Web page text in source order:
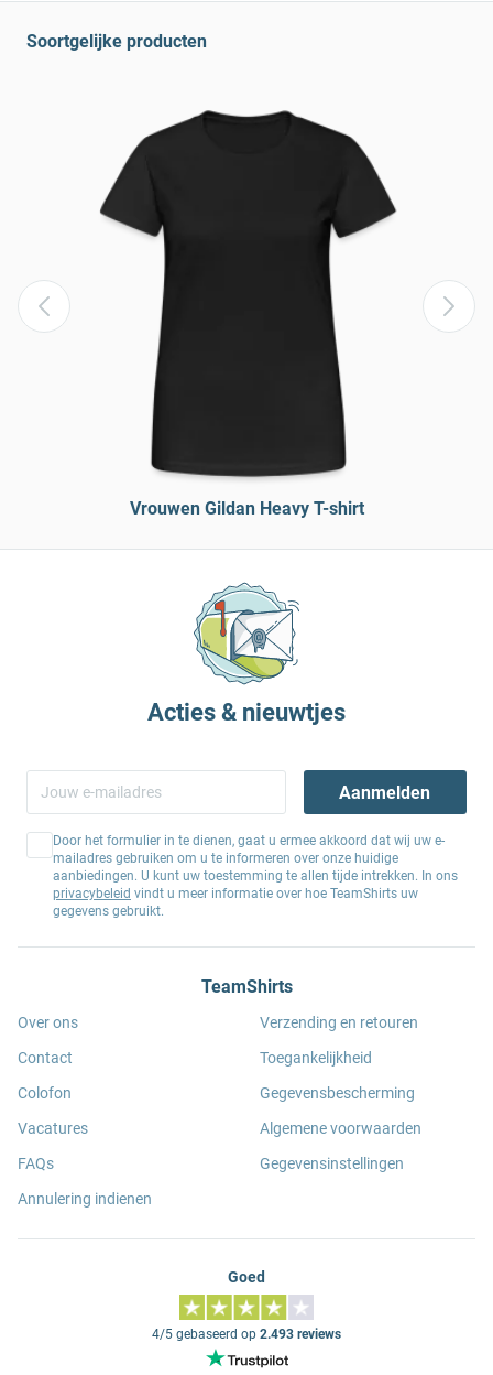
Soortgelijke producten
Vrouwen Gildan Heavy T-shirt
Acties & nieuwtjes
Aanmelden
Door het formulier in te dienen, gaat u ermee akkoord dat wij uw e-
mailadres gebruiken om u te informeren over onze huidige
aanbiedingen. U kunt uw toestemming te allen tijde intrekken. In ons
privacybeleid vindt u meer informatie over hoe TeamShirts uw
gegevens gebruikt.
TeamShirts
Over ons
Contact
Colofon
Vacatures
FAQs
Annulering indienen
Verzending en retouren
Toegankelijkheid
Gegevensbescherming
Algemene voorwaarden
Gegevensinstellingen
Goed
4/5 gebaseerd op 2.493 reviews